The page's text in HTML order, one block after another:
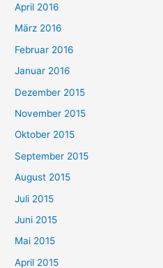
April 2016
März 2016
Februar 2016
Januar 2016
Dezember 2015
November 2015
Oktober 2015
September 2015
August 2015
Juli 2015
Juni 2015
Mai 2015
April 2015